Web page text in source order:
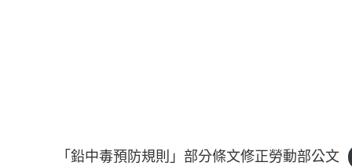
「鉛中毒預防規則」部分條文修正勞動部公文